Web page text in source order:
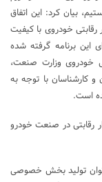
بیان کرد: این اتفاق
رقابتی خودروی با کیفیت
این برنامه گرفته شده
تخصصی خودروی وزارت صنعت،
و کارشناسان با توجه به
است.
رقابتی در صنعت خودرو
توان تولید بخش خصوصی